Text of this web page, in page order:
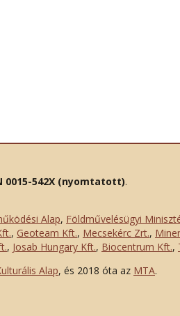
0015-542X (nyomtatott).
Alap, Földművelésügyi
, Geoteam Kft., Mecsekérc Zrt.,
, Josab Hungary Kft., Biocentrum Kft.,
Alap, és 2018 óta az MTA.